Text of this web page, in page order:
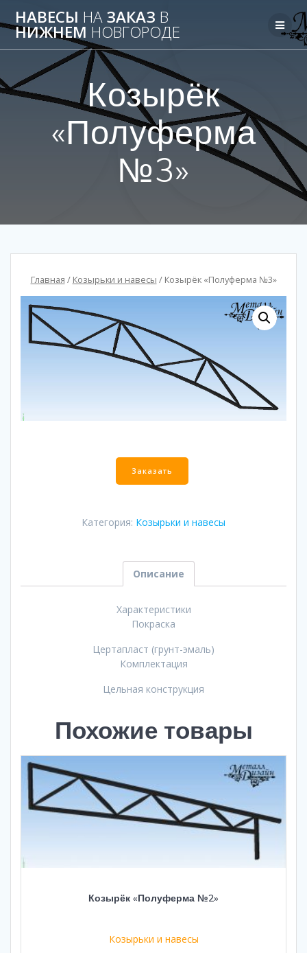
НАВЕСЫ НАЗАКАЗ В
НИЖНЕМ НОВГОРОДЕ
Козырёк
«Полуферма
№3»
Главная / Козырьки и навесы / Козырёк «Полуферма №3»
Количество
Заказать
Категория: Козырьки и навесы
Описание
Характеристики
Покраска
Цертапласт (грунт-эмаль)
Комплектация
Цельная конструкция
Похожие товары
Козырёк «Полуферма №2»
Козырьки и навесы